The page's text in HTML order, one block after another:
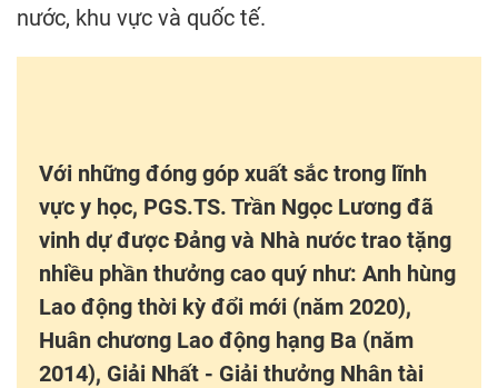
nước, khu vực và quốc tế.
Với những đóng góp xuất sắc trong lĩnh
vực y học, PGS.TS. Trần Ngọc Lương đã
vinh dự được Đảng và Nhà nước trao tặng
nhiều phần thưởng cao quý như: Anh hùng
Lao động thời kỳ đổi mới (năm 2020),
Huân chương Lao động hạng Ba (năm
2014), Giải Nhất - Giải thưởng Nhân tài